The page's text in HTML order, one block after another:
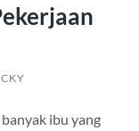
ibu yang